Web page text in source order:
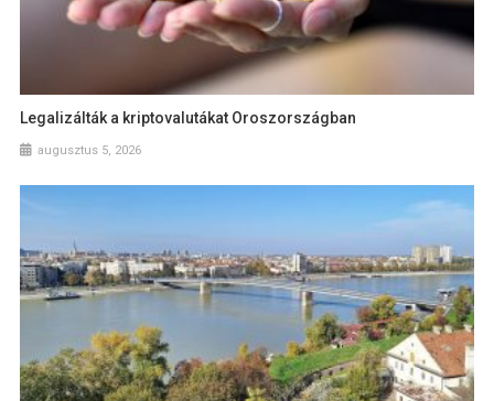
Legalizálták a kriptovalutákat Oroszországban
augusztus 5, 2026